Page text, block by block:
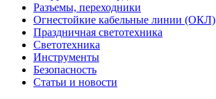
Разъемы, переходники
Огнестойкие кабельные линии (ОКЛ)
Праздничная светотехника
Светотехника
Инструменты
Безопасность
Статьи и новости